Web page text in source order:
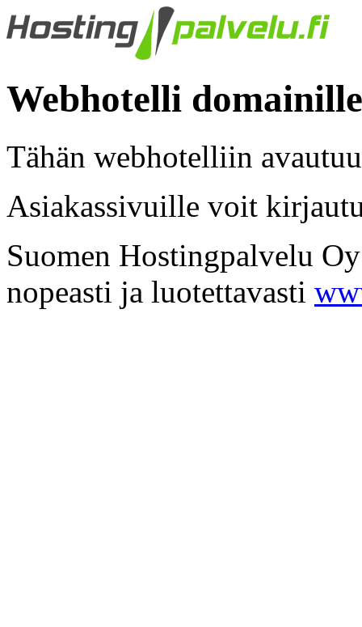
Webhotelli
Tähän webhotelliin
Asiakassivuille voit
Suomen Hostingpalvelu
nopeasti ja luotettavasti